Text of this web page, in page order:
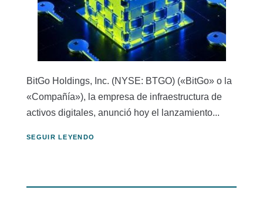
BitGo Holdings, Inc. (NYSE: BTGO) («BitGo» o la
«Compañía»), la empresa de infraestructura de
activos digitales, anunció hoy el lanzamiento...
SEGUIR LEYENDO